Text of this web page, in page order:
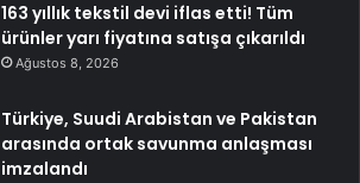
163 yıllık tekstil devi iflas etti! Tüm
ürünler yarı fiyatına satışa çıkarıldı
Ağustos 8, 2026
Türkiye, Suudi Arabistan ve Pakistan
arasında ortak savunma anlaşması
imzalandı